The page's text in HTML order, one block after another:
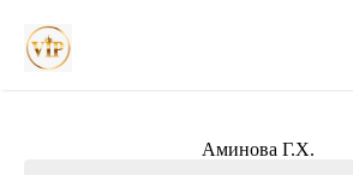
Главная
Аминова Г.Х.